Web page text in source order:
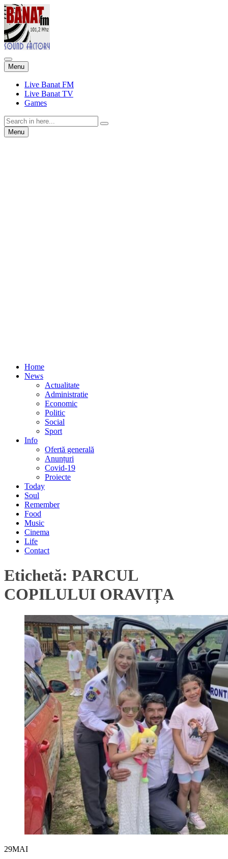
Menu Skip
to
content
Live Banat FM
Live Banat TV
Games
Search
for:Menu Skip
to
Home
News
Actualitate
Administratie
Economic
Politic
Social
Sport
Info
Ofertă generală
Anunțuri
Covid-19
Proiecte
Today
Soul
Remember
Food
Music
Cinema
Life
Contact
Etichetă: PARCUL
COPILULUI ORAVIȚA
29MAI